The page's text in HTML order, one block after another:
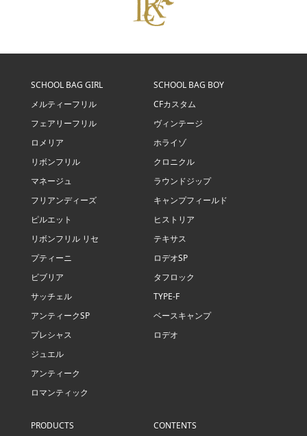
SCHOOL BAG GIRL
メルティーフリル
フェアリーフリル
ロメリア
リボンフリル
マネージュ
フリアンディーズ
ピルエット
リボンフリル リセ
プティーニ
ビブリア
サッチェル
アンティークSP
プレシャス
ジュエル
アンティーク
ロマンティック
SCHOOL BAG BOY
CFカスタム
ヴィンテージ
ホライゾ
クロニクル
ラウンドジップ
キャンプフィールド
ヒストリア
テキサス
ロデオSP
タフロック
TYPE-F
ベースキャンプ
ロデオ
PRODUCTS
CONTENTS